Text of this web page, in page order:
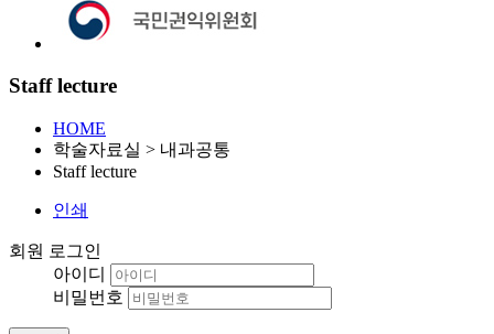
Staff lecture
HOME
학술자료실 > 내과공통
Staff lecture
인쇄
회원 로그인
아이디
비밀번호